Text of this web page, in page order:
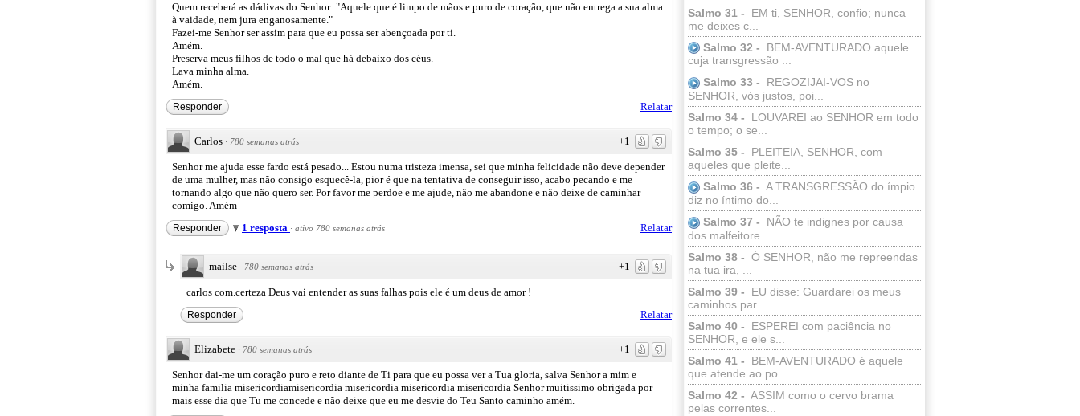
Salmo 31 -
EM ti, SENHOR, confio; nunca
me deixes c...
Salmo 32 -
BEM-AVENTURADO aquele
cuja transgressão ...
Salmo 33 -
REGOZIJAI-VOS no
SENHOR, vós justos, poi...
Salmo 34 -
LOUVAREI ao SENHOR em todo
o tempo; o se...
Salmo 35 -
PLEITEIA, SENHOR, com
aqueles que pleite...
Salmo 36 - A TRANSGRESSÃO do ímpio
diz no íntimo do...
Salmo 37 -
NÃO te indignes por causa
dos malfeitore...
Salmo 38 - Ó SENHOR, não me repreendas
na tua ira, ...
Salmo 39 -
EU disse: Guardarei os meus
caminhos par...
Salmo 40 -
ESPEREI com paciência no
SENHOR, e ele s...
Salmo 41 -
BEM-AVENTURADO é aquele
que atende ao po...
Salmo 42 - ASSIM como o cervo brama
pelas correntes...
Quem receberá as dádivas do Senhor: "Aquele que é limpo de mãos e puro de coração, que não entrega a sua alma
à vaidade, nem jura enganosamente."
Fazei-me Senhor ser assim para que eu possa ser abençoada por ti.
Amém.
Preserva meus filhos de todo o mal que há debaixo dos céus.
Lava minha alma.
Amém.
Relatar
Responder
+1
Carlos · 780 semanas atrás
Senhor me ajuda esse fardo está pesado... Estou numa tristeza imensa, sei que minha felicidade não deve depender
de uma mulher, mas não consigo esquecê-la, pior é que na tentativa de conseguir isso, acabo pecando e me
tornando algo que não quero ser. Por favor me perdoe e me ajude, não me abandone e não deixe de caminhar
comigo. Amém
Relatar
Responder 1 resposta · ativo 780 semanas atrás
+1
mailse · 780 semanas atrás
carlos com.certeza Deus vai entender as suas falhas pois ele é um deus de amor !
Relatar
Responder
+1
Elizabete · 780 semanas atrás
Senhor dai-me um coração puro e reto diante de Ti para que eu possa ver a Tua gloria, salva Senhor a mim e
minha familia misericordiamisericordia misericordia misericordia misericordia Senhor muitissimo obrigada por
mais esse dia que Tu me concede e não deixe que eu me desvie do Teu Santo caminho amém.